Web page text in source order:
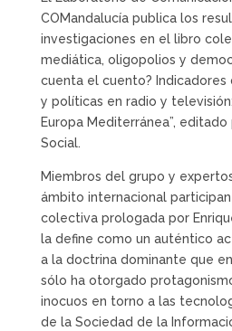
COMandalucía publica los
investigaciones en el libro
mediática, oligopolios y
cuenta el cuento?
y políticas en radio y
Europa Mediterránea”,
Social.
Miembros del grupo y
ámbito internacional
colectiva prologada por
la define como un auténtico
a la doctrina dominante que
sólo ha otorgado
inocuos en torno a las
de la Sociedad de la